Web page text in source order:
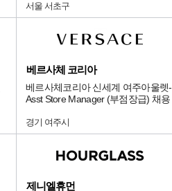
서울 서초구
베르사체 코리아
베르사체코리아 신세계 여주아울렛-
Asst Store Manager (부점장급) 채용
경기 여주시
제니엘휴먼